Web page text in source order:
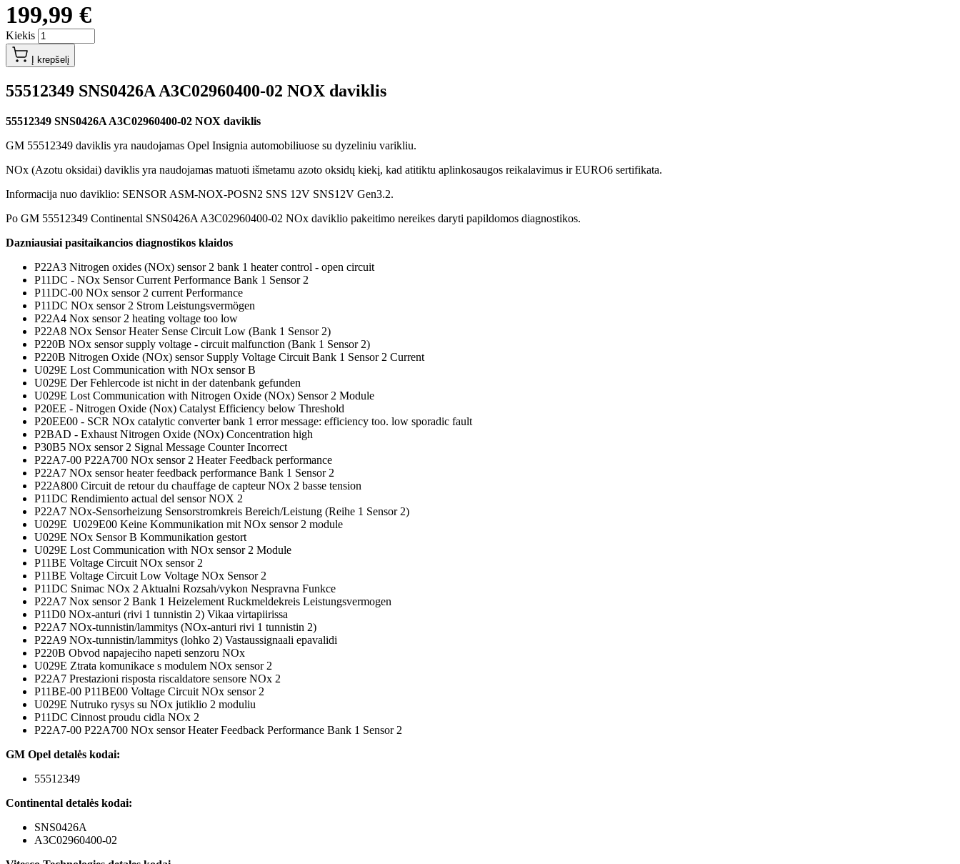
199,99 €
Kiekis
Į krepšelį
55512349 SNS0426A A3C02960400-02 NOX daviklis
55512349 SNS0426A A3C02960400-02 NOX daviklis
GM 55512349 daviklis yra naudojamas Opel Insignia automobiliuose su dyzeliniu varikliu.
NOx (Azotu oksidai) daviklis yra naudojamas matuoti išmetamu azoto oksidų kiekį, kad atitiktu aplinkosaugos reikalavimus ir EURO6 sertifikata.
Informacija nuo daviklio: SENSOR ASM-NOX-POSN2 SNS 12V SNS12V Gen3.2.
Po GM 55512349 Continental SNS0426A A3C02960400-02 NOx daviklio pakeitimo nereikes daryti papildomos diagnostikos.
Dazniausiai pasitaikancios diagnostikos klaidos
P22A3 Nitrogen oxides (NOx) sensor 2 bank 1 heater control - open circuit
P11DC - NOx Sensor Current Performance Bank 1 Sensor 2
P11DC-00 NOx sensor 2 current Performance
P11DC NOx sensor 2 Strom Leistungsvermögen
P22A4 Nox sensor 2 heating voltage too low
P22A8 NOx Sensor Heater Sense Circuit Low (Bank 1 Sensor 2)
P220B NOx sensor supply voltage - circuit malfunction (Bank 1 Sensor 2)
P220B Nitrogen Oxide (NOx) sensor Supply Voltage Circuit Bank 1 Sensor 2 Current
U029E Lost Communication with NOx sensor B
U029E Der Fehlercode ist nicht in der datenbank gefunden
U029E Lost Communication with Nitrogen Oxide (NOx) Sensor 2 Module
P20EE - Nitrogen Oxide (Nox) Catalyst Efficiency below Threshold
P20EE00 - SCR NOx catalytic converter bank 1 error message: efficiency too. low sporadic fault
P2BAD - Exhaust Nitrogen Oxide (NOx) Concentration high
P30B5 NOx sensor 2 Signal Message Counter Incorrect
P22A7-00 P22A700 NOx sensor 2 Heater Feedback performance
P22A7 NOx sensor heater feedback performance Bank 1 Sensor 2
P22A800 Circuit de retour du chauffage de capteur NOx 2 basse tension
P11DC Rendimiento actual del sensor NOX 2
P22A7 NOx-Sensorheizung Sensorstromkreis Bereich/Leistung (Reihe 1 Sensor 2)
U029E U029E00 Keine Kommunikation mit NOx sensor 2 module
U029E NOx Sensor B Kommunikation gestort
U029E Lost Communication with NOx sensor 2 Module
P11BE Voltage Circuit NOx sensor 2
P11BE Voltage Circuit Low Voltage NOx Sensor 2
P11DC Snimac NOx 2 Aktualni Rozsah/vykon Nespravna Funkce
P22A7 Nox sensor 2 Bank 1 Heizelement Ruckmeldekreis Leistungsvermogen
P11D0 NOx-anturi (rivi 1 tunnistin 2) Vikaa virtapiirissa
P22A7 NOx-tunnistin/lammitys (NOx-anturi rivi 1 tunnistin 2)
P22A9 NOx-tunnistin/lammitys (lohko 2) Vastaussignaali epavalidi
P220B Obvod napajeciho napeti senzoru NOx
U029E Ztrata komunikace s modulem NOx sensor 2
P22A7 Prestazioni risposta riscaldatore sensore NOx 2
P11BE-00 P11BE00 Voltage Circuit NOx sensor 2
U029E Nutruko rysys su NOx jutiklio 2 moduliu
P11DC Cinnost proudu cidla NOx 2
P22A7-00 P22A700 NOx sensor Heater Feedback Performance Bank 1 Sensor 2
GM Opel detalės kodai:
55512349
Continental detalės kodai:
SNS0426A
A3C02960400-02